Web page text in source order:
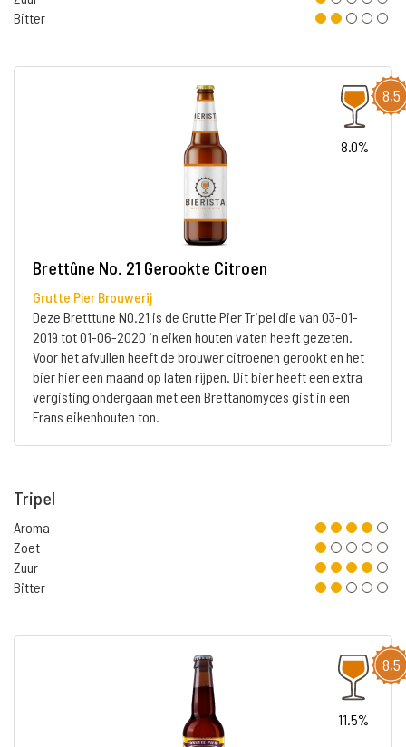
Bitter
8,5
8.0%
Brettûne No. 21 Gerookte Citroen
Grutte Pier Brouwerij
Deze Bretttune N0.21 is de Grutte Pier Tripel die van 03-01-
2019 tot 01-06-2020 in eiken houten vaten heeft gezeten.
Voor het afvullen heeft de brouwer citroenen gerookt en het
bier hier een maand op laten rijpen. Dit bier heeft een extra
vergisting ondergaan met een Brettanomyces gist in een
Frans eikenhouten ton.
Tripel
Aroma
Zoet
Zuur
Bitter
8,5
11.5%